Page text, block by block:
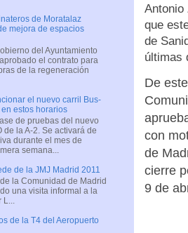
Antonio
que
de
últimas
De
con
de
cierre
9 de
de Moratalaz
mejora de espacios
del Ayuntamiento
el contrato para
de la regeneración
el nuevo carril Bus-
en estos horarios
de pruebas del nuevo
de la A-2. Se activará de
durante el mes de
semana...
de la JMJ Madrid 2011
la Comunidad de Madrid
una visita informal a la
L...
de la T4 del Aeropuerto